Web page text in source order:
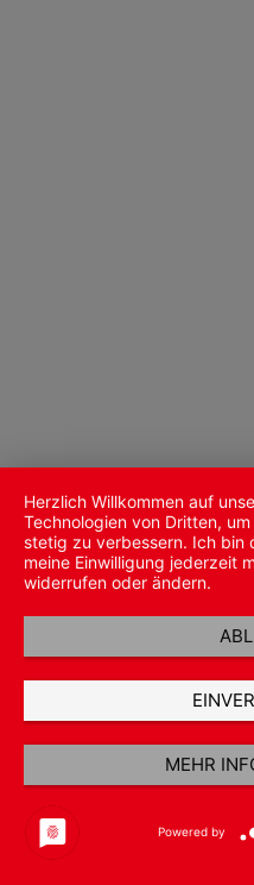
Herzlich Willkommen auf
Technologien von Dritten,
stetig zu verbessern. Ich bin
meine Einwilligung jederzeit
widerrufen oder ändern.
MEHR
Powered by